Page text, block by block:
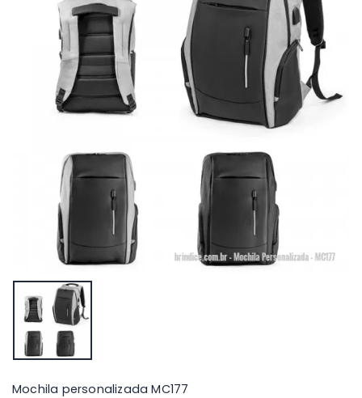
Mochila personalizada MC177